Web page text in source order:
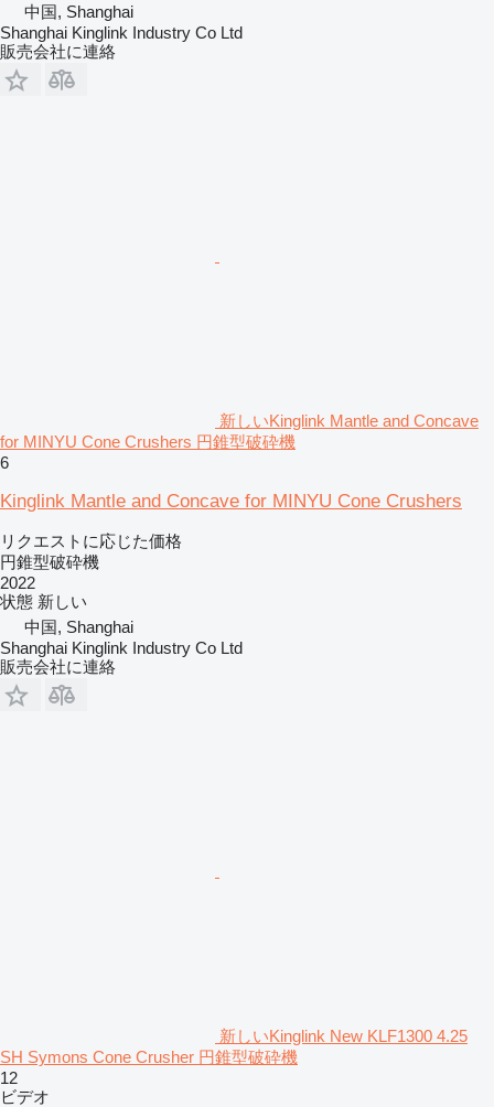
中国, Shanghai
Shanghai Kinglink Industry Co Ltd
販売会社に連絡
新しいKinglink Mantle and Concave
for MINYU Cone Crushers 円錐型破砕機
6
Kinglink Mantle and Concave for MINYU Cone Crushers
リクエストに応じた価格
円錐型破砕機
2022
状態 新しい
中国, Shanghai
Shanghai Kinglink Industry Co Ltd
販売会社に連絡
新しいKinglink New KLF1300 4.25
SH Symons Cone Crusher 円錐型破砕機
12
ビデオ